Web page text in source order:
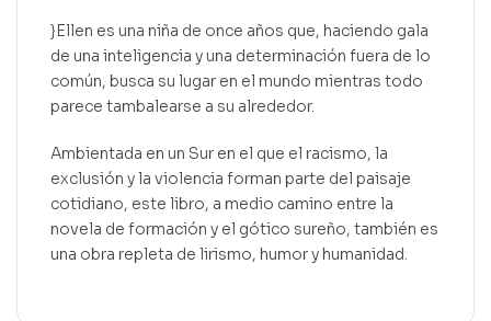
}Ellen es una niña de once años que, haciendo gala
de una inteligencia y una determinación fuera de lo
común, busca su lugar en el mundo mientras todo
parece tambalearse a su alrededor.
Ambientada en un Sur en el que el racismo, la
exclusión y la violencia forman parte del paisaje
cotidiano, este libro, a medio camino entre la
novela de formación y el gótico sureño, también es
una obra repleta de lirismo, humor y humanidad.